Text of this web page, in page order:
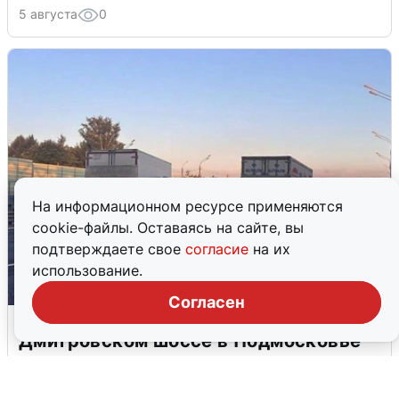
На информационном ресурсе применяются
cookie-файлы. Оставаясь на сайте, вы
подтверждаете свое согласие на их
использование.
Согласен
5 августа 0
Пять машин столкнулись на
Дмитровском шоссе в Подмосковье